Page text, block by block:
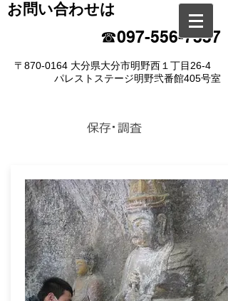
​お問い合わせは
☎097-556-7337
〒870-0164 大分県大分市明野西１丁目26-4
パレストステージ明野弐番館405号室
保存・調査